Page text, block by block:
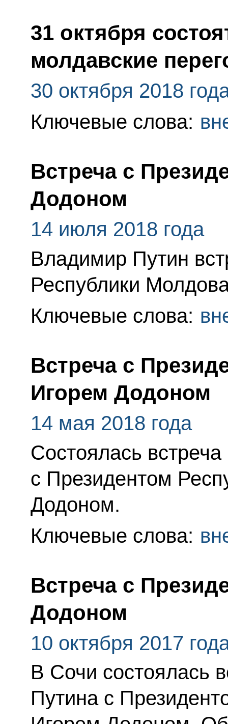
31 октября
молдавские
30 октября 2018
Ключевые слова:
Встреча с
Додоном
14 июля 2018 года
Владимир Путин
Республики
Ключевые слова:
Встреча с
Игорем Додоном
14 мая 2018 года
Состоялась
с Президентом
Додоном.
Ключевые слова:
Встреча с
Додоном
10 октября 2017
В Сочи состоялась
Путина с